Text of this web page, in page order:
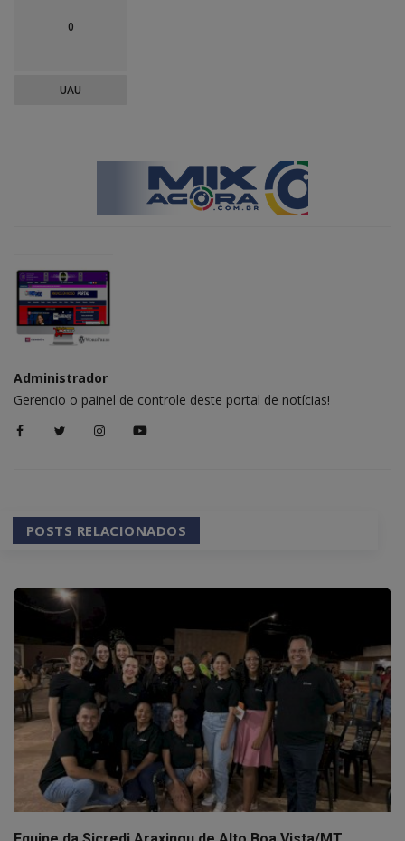
0
UAU
Administrador
Gerencio o painel de controle deste portal de notícias!
POSTS RELACIONADOS